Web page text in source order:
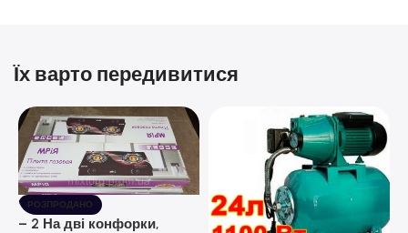
Їх варто передивитися
РОЗПРОДАНО
– 2 На дві конфорки,